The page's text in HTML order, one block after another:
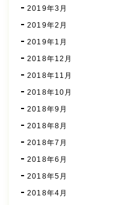
2019年3月
2019年2月
2019年1月
2018年12月
2018年11月
2018年10月
2018年9月
2018年8月
2018年7月
2018年6月
2018年5月
2018年4月